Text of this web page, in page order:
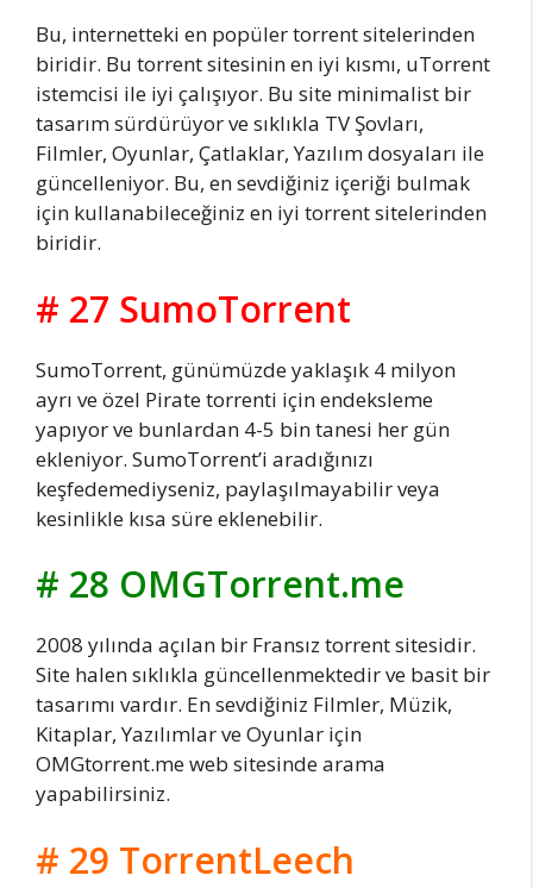
Bu, internetteki en popüler torrent sitelerinden
biridir. Bu torrent sitesinin en iyi kısmı, uTorrent
istemcisi ile iyi çalışıyor. Bu site minimalist bir
tasarım sürdürüyor ve sıklıkla TV Şovları,
Filmler, Oyunlar, Çatlaklar, Yazılım dosyaları ile
güncelleniyor. Bu, en sevdiğiniz içeriği bulmak
için kullanabileceğiniz en iyi torrent sitelerinden
biridir.
# 27 SumoTorrent
SumoTorrent, günümüzde yaklaşık 4 milyon
ayrı ve özel Pirate torrenti için endeksleme
yapıyor ve bunlardan 4-5 bin tanesi her gün
ekleniyor. SumoTorrent’i aradığınızı
keşfedemediyseniz, paylaşılmayabilir veya
kesinlikle kısa süre eklenebilir.
# 28 OMGTorrent.me
2008 yılında açılan bir Fransız torrent sitesidir.
Site halen sıklıkla güncellenmektedir ve basit bir
tasarımı vardır. En sevdiğiniz Filmler, Müzik,
Kitaplar, Yazılımlar ve Oyunlar için
OMGtorrent.me web sitesinde arama
yapabilirsiniz.
# 29 TorrentLeech